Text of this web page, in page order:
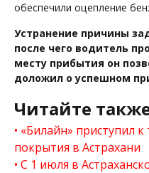
обеспечили оцепление
Устранение причины
после чего водитель
месту прибытия он
доложил о успешном
Читайте
«Билайн» приступил
покрытия в Астрахани
С 1 июля в